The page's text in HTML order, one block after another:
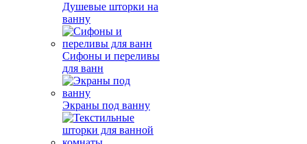
Душевые шторки на
ванну
Сифоны и переливы
для ванн
Экраны под ванну